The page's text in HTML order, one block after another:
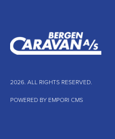
2026. ALL RIGHTS RESERVED.
POWERED BY EMPORI CMS